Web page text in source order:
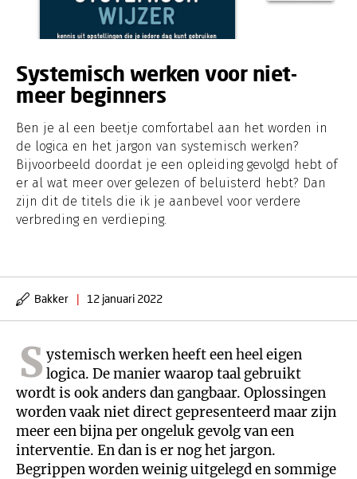
Systemisch werken voor niet-
meer beginners
Ben je al een beetje comfortabel aan het worden in
de logica en het jargon van systemisch werken?
Bijvoorbeeld doordat je een opleiding gevolgd hebt of
er al wat meer over gelezen of beluisterd hebt? Dan
zijn dit de titels die ik je aanbevel voor verdere
verbreding en verdieping.
Bakker | 12 januari 2022
S ystemisch werken heeft een heel eigen
logica. De manier waarop taal gebruikt
wordt is ook anders dan gangbaar. Oplossingen
worden vaak niet direct gepresenteerd maar zijn
meer een bijna per ongeluk gevolg van een
interventie. En dan is er nog het jargon.
Begrippen worden weinig uitgelegd en sommige